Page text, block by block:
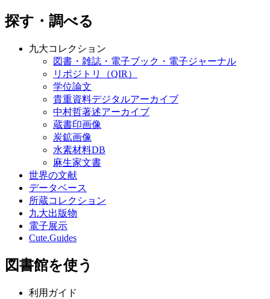
探す・調べる
九大コレクション
図書・雑誌・電子ブック・電子ジャーナル
リポジトリ（QIR）
学位論文
貴重資料デジタルアーカイブ
中村哲著述アーカイブ
蔵書印画像
炭鉱画像
水素材料DB
麻生家文書
世界の文献
データベース
所蔵コレクション
九大出版物
電子展示
Cute.Guides
図書館を使う
利用ガイド